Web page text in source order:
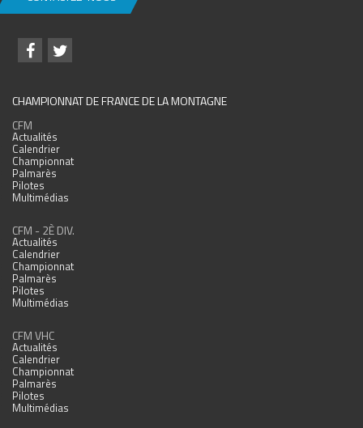
CHAMPIONNAT DE FRANCE DE LA MONTAGNE
CFM
Actualités
Calendrier
Championnat
Palmarès
Pilotes
Multimédias
CFM - 2È DIV.
Actualités
Calendrier
Championnat
Palmarès
Pilotes
Multimédias
CFM VHC
Actualités
Calendrier
Championnat
Palmarès
Pilotes
Multimédias